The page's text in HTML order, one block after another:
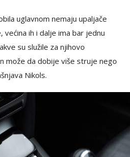
uglavnom nemaju upaljače
ih i dalje ima bar jednu
su služile za njihovo
može da dobije više struje nego
Nikols.